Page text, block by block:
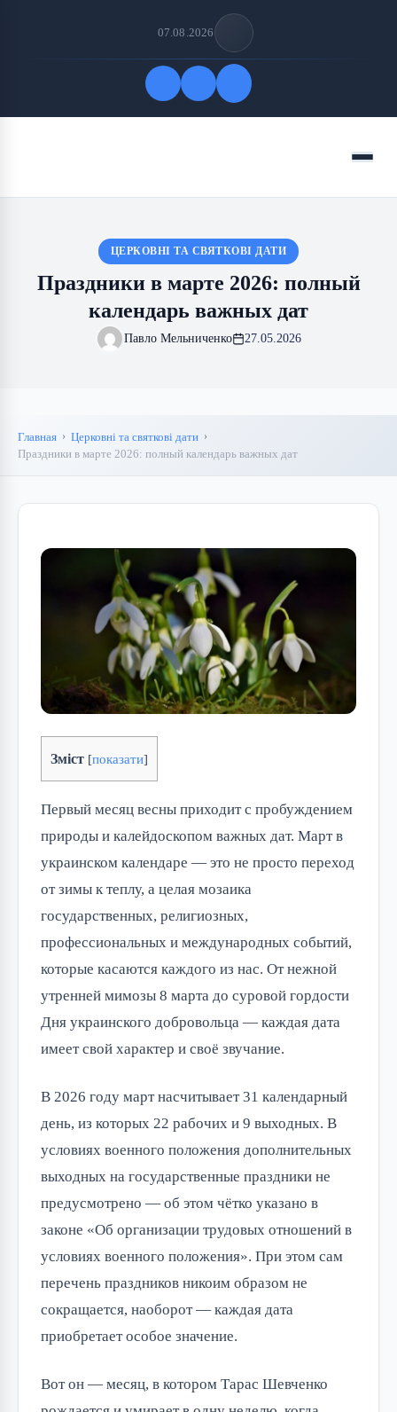
07.08.2026
Меню
ЦЕРКОВНІ ТА СВЯТКОВІ ДАТИ
Праздники в марте 2026: полный
календарь важных дат
Павло Мельниченко 27.05.2026
Главная
Церковні та святкові дати
Праздники в марте 2026: полный календарь важных дат
Зміст [показати]
Первый месяц весны приходит с пробуждением
природы и калейдоскопом важных дат. Март в
украинском календаре — это не просто переход
от зимы к теплу, а целая мозаика
государственных, религиозных,
профессиональных и международных событий,
которые касаются каждого из нас. От нежной
утренней мимозы 8 марта до суровой гордости
Дня украинского добровольца — каждая дата
имеет свой характер и своё звучание.
В 2026 году март насчитывает 31 календарный
день, из которых 22 рабочих и 9 выходных. В
условиях военного положения дополнительных
выходных на государственные праздники не
предусмотрено — об этом чётко указано в
законе «Об организации трудовых отношений в
условиях военного положения». При этом сам
перечень праздников никоим образом не
сокращается, наоборот — каждая дата
приобретает особое значение.
Вот он — месяц, в котором Тарас Шевченко